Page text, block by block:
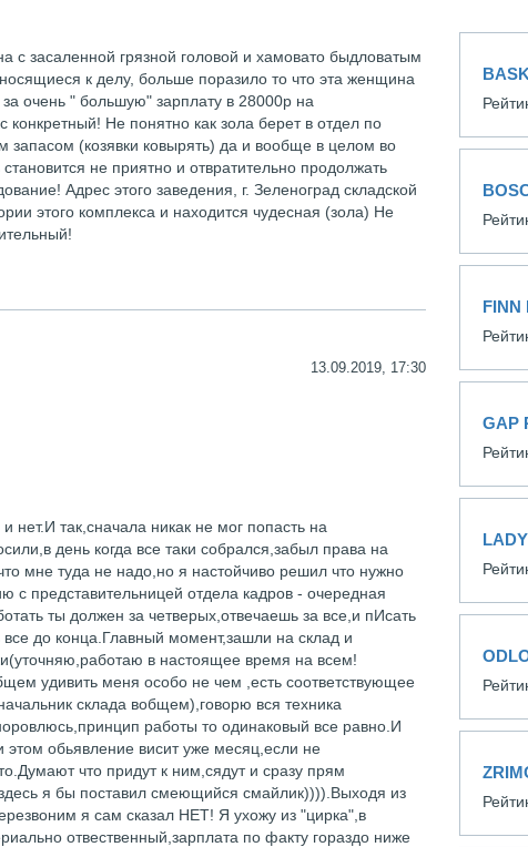
засаленной грязной головой и хамовато быдловатым
к делу, больше поразило то что эта женщина
за очень " большую" зарплату в 28000р на
Не понятно как зола берет в отдел по
(козявки ковырять) да и вообще в целом во
не приятно и отвратительно продолжать
Адрес этого заведения, г. Зеленоград складской
этого комплекса и находится чудесная (зола) Не
13.09.2019, 17:30
так,сначала никак не мог попасть на
день когда все таки собрался,забыл права на
мне туда не надо,но я настойчиво решил что нужно
представительницей отдела кадров - очередная
ты должен за четверых,отвечаешь за все,и пИсать
до конца.Главный момент,зашли на склад и
в настоящее время на всем!
удивить меня особо не чем ,есть соответствующее
склада вобщем),говорю вся техника
работы то одинаковый все равно.И
этом обьявление висит уже месяц,если не
что придут к ним,сядут и сразу прям
я бы поставил смеющийся смайлик)))).Выходя из
я сам сказал НЕТ! Я ухожу из "цирка",в
отвественный,зарплата по факту гораздо ниже
BASK
FINN
GAP